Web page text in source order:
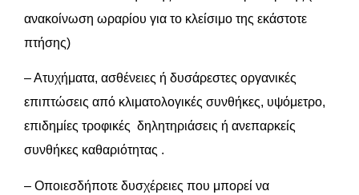
ανακοίνωση ωραρίου για το κλείσιμο της εκάστοτε
πτήσης)
– Ατυχήματα, ασθένειες ή δυσάρεστες οργανικές
επιπτώσεις από κλιματολογικές συνθήκες, υψόμετρο,
επιδημίες τροφικές δηλητηριάσεις ή ανεπαρκείς
συνθήκες καθαριότητας .
– Οποιεσδήποτε δυσχέρειες που μπορεί να